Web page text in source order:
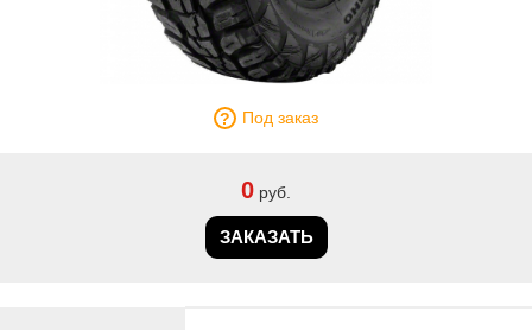
Под заказ
0 руб.
ЗАКАЗАТЬ